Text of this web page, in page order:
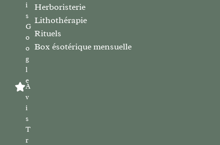
i
s
G
o
o
g
l
e
A
v
i
s
T
r
Herboristerie
Lithothérapie
Rituels
Box ésotérique mensuelle